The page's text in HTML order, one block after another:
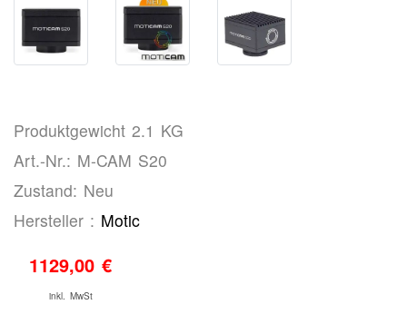
Produktgewicht 2.1 KG
Art.-Nr.: M-CAM S20
Zustand: Neu
Hersteller : Motic
1129,00 €
inkl. MwSt